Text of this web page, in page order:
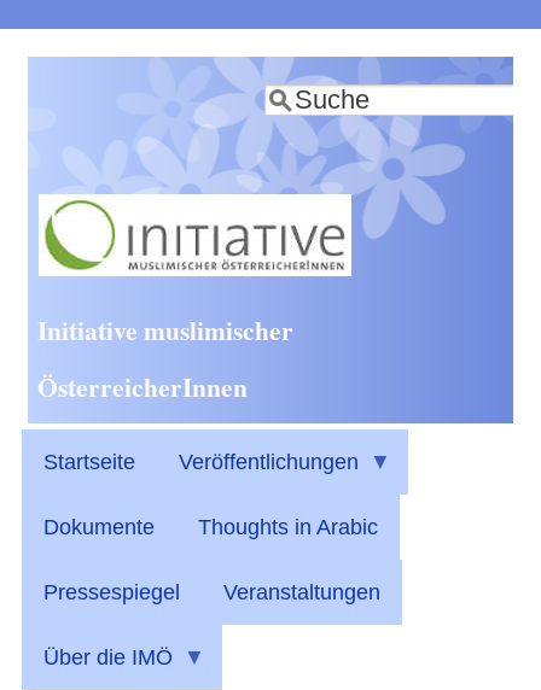
zum
Inhalt
Suche
Initiative muslimischer
ÖsterreicherInnen
Startseite Veröffentlichungen
Dokumente Thoughts in Arabic
Pressespiegel Veranstaltungen
Über die IMÖ